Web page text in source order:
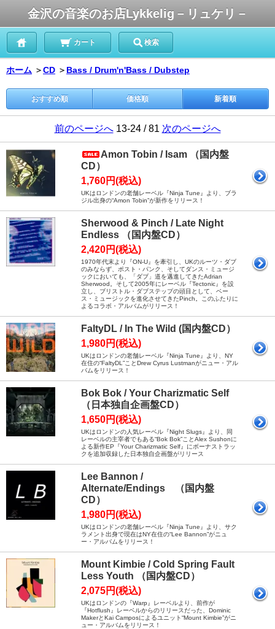
金沢の音楽のお店Lykkelig－リュケリ－
カート 検索
ホーム ＞CD ＞ Bass / Drum'n'Bass / Dubstep
おすすめ順 価格順 新着順
前のページへ13-24 / 81 次のページへ
Amon Tobin / Isam （国内盤
CD）
1,760円(税込)
UKはロンドンの老舗レーベル『Ninja Tune』より、ブラ
ジル出身の“Amon Tobin”が新作をリリース！
Sherwood & Pinch / Late Night
Endless （国内盤CD）
2,420円(税込)
1970年代末より『ON-U』を牽引し、UKのルーツ・ダブ
のみならず、ポスト・パンク、そしてダンス・ミュージ
ックにおいても、「ダブ」道を邁進してきたAdrian
Sherwood。そして2005年にレーベル『Tectonic』を設
立し、ブリストル・ダブステップの頭目として、ベー
ス・ミュージックを進化させてきたPinch。このふたりに
よるコラボ・アルバムがリリース！
FaltyDL / In The Wild (国内盤CD）
1,980円(税込)
UKはロンドンの老舗レーベル『Ninja Tune』より、NY
在住の“FaltyDL”ことDrew Cyrus Lustmanがニュー・アル
バムをリリース！
Bok Bok / Your Charizmatic Self
（日本独自企画盤CD）
1,650円(税込)
UKはロンドンの人気レーベル『Night Slugs』より、同
レーベルの主宰者でもある“Bok Bok”ことAlex Sushonに
よる新作EP『Your Charizmatic Self』にボーナストラッ
クを追加収録した日本独自企画盤がリリース
Lee Bannon /
Alternate/Endings （国内盤
CD）
1,980円(税込)
UKはロンドンの老舗レーベル『Ninja Tune』より、サク
ラメント出身で現在はNY在住の“Lee Bannon”がニュ
ー・アルバムをリリース！
Mount Kimbie / Cold Spring Fault
Less Youth （国内盤CD）
2,075円(税込)
UKはロンドンの『Warp』レーベルより、前作が
『Hotflush』レーベルからのリリースだった、Dominic
MakerとKai Camposによるユニット“Mount Kimbie”がニ
ュー・アルバムをリリース！